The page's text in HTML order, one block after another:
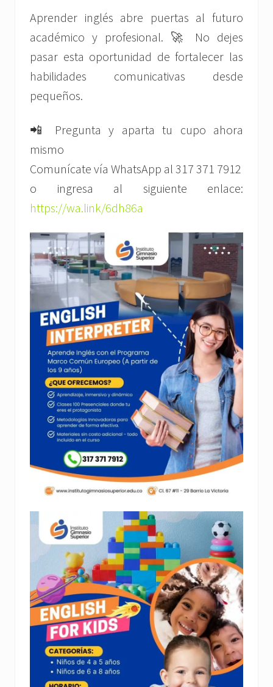
Aprender inglés abre puertas al futuro
académico y profesional. 🚀 No dejes
pasar esta oportunidad de fortalecer las
habilidades comunicativas desde
pequeños.
📲 Pregunta y aparta tu cupo ahora
mismo
Comunícate vía WhatsApp al 317 371 7912
o ingresa al siguiente enlace:
https://wa.link/6dh86a